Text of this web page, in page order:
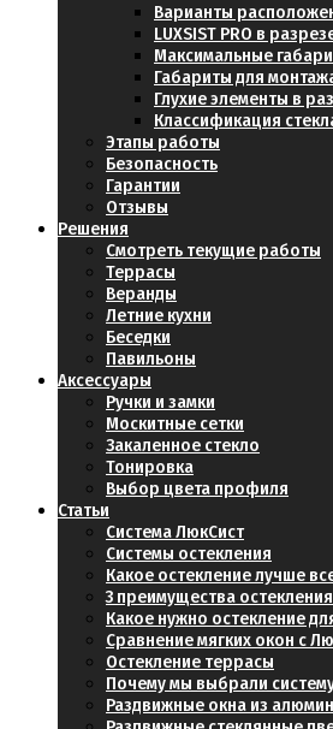
Варианты
LUXSIST PRO в
Максимальные
Габариты для
Глухие элементы в
Классификация
Этапы работы
Безопасность
Гарантии
Отзывы
Решения
Смотреть текущие работы
Террасы
Веранды
Летние кухни
Беседки
Павильоны
Аксессуары
Ручки и замки
Москитные сетки
Закаленное стекло
Тонировка
Выбор цвета профиля
Статьи
Система ЛюкСист
Системы остекления
Какое остекление лучше
3 преимущества
Какое нужно остекление
Сравнение мягких окон с
Остекление террасы
Почему мы выбрали
Раздвижные окна из